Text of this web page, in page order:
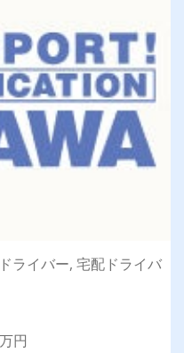
ライバー, 宅配ドライバ
円